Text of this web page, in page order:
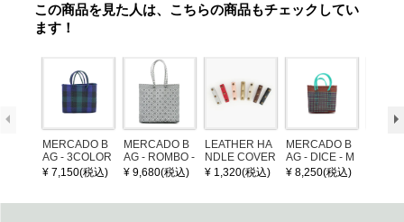
この商品を見た人は、こちらの商品もチェックしてい
ます！
MERCADO B
AG - 3COLOR
S CHECK - Bl
ack / Dark Gre
¥ 7,150(税込)
MERCADO B
AG - ROMBO -
LONG HANDL
E - Silver / Whi
¥ 9,680(税込)
LEATHER HA
NDLE COVER
¥ 1,320(税込)
MERCADO B
AG - DICE - M
OSAIC - Copp
er / Navy / Mint
¥ 8,250(税込)